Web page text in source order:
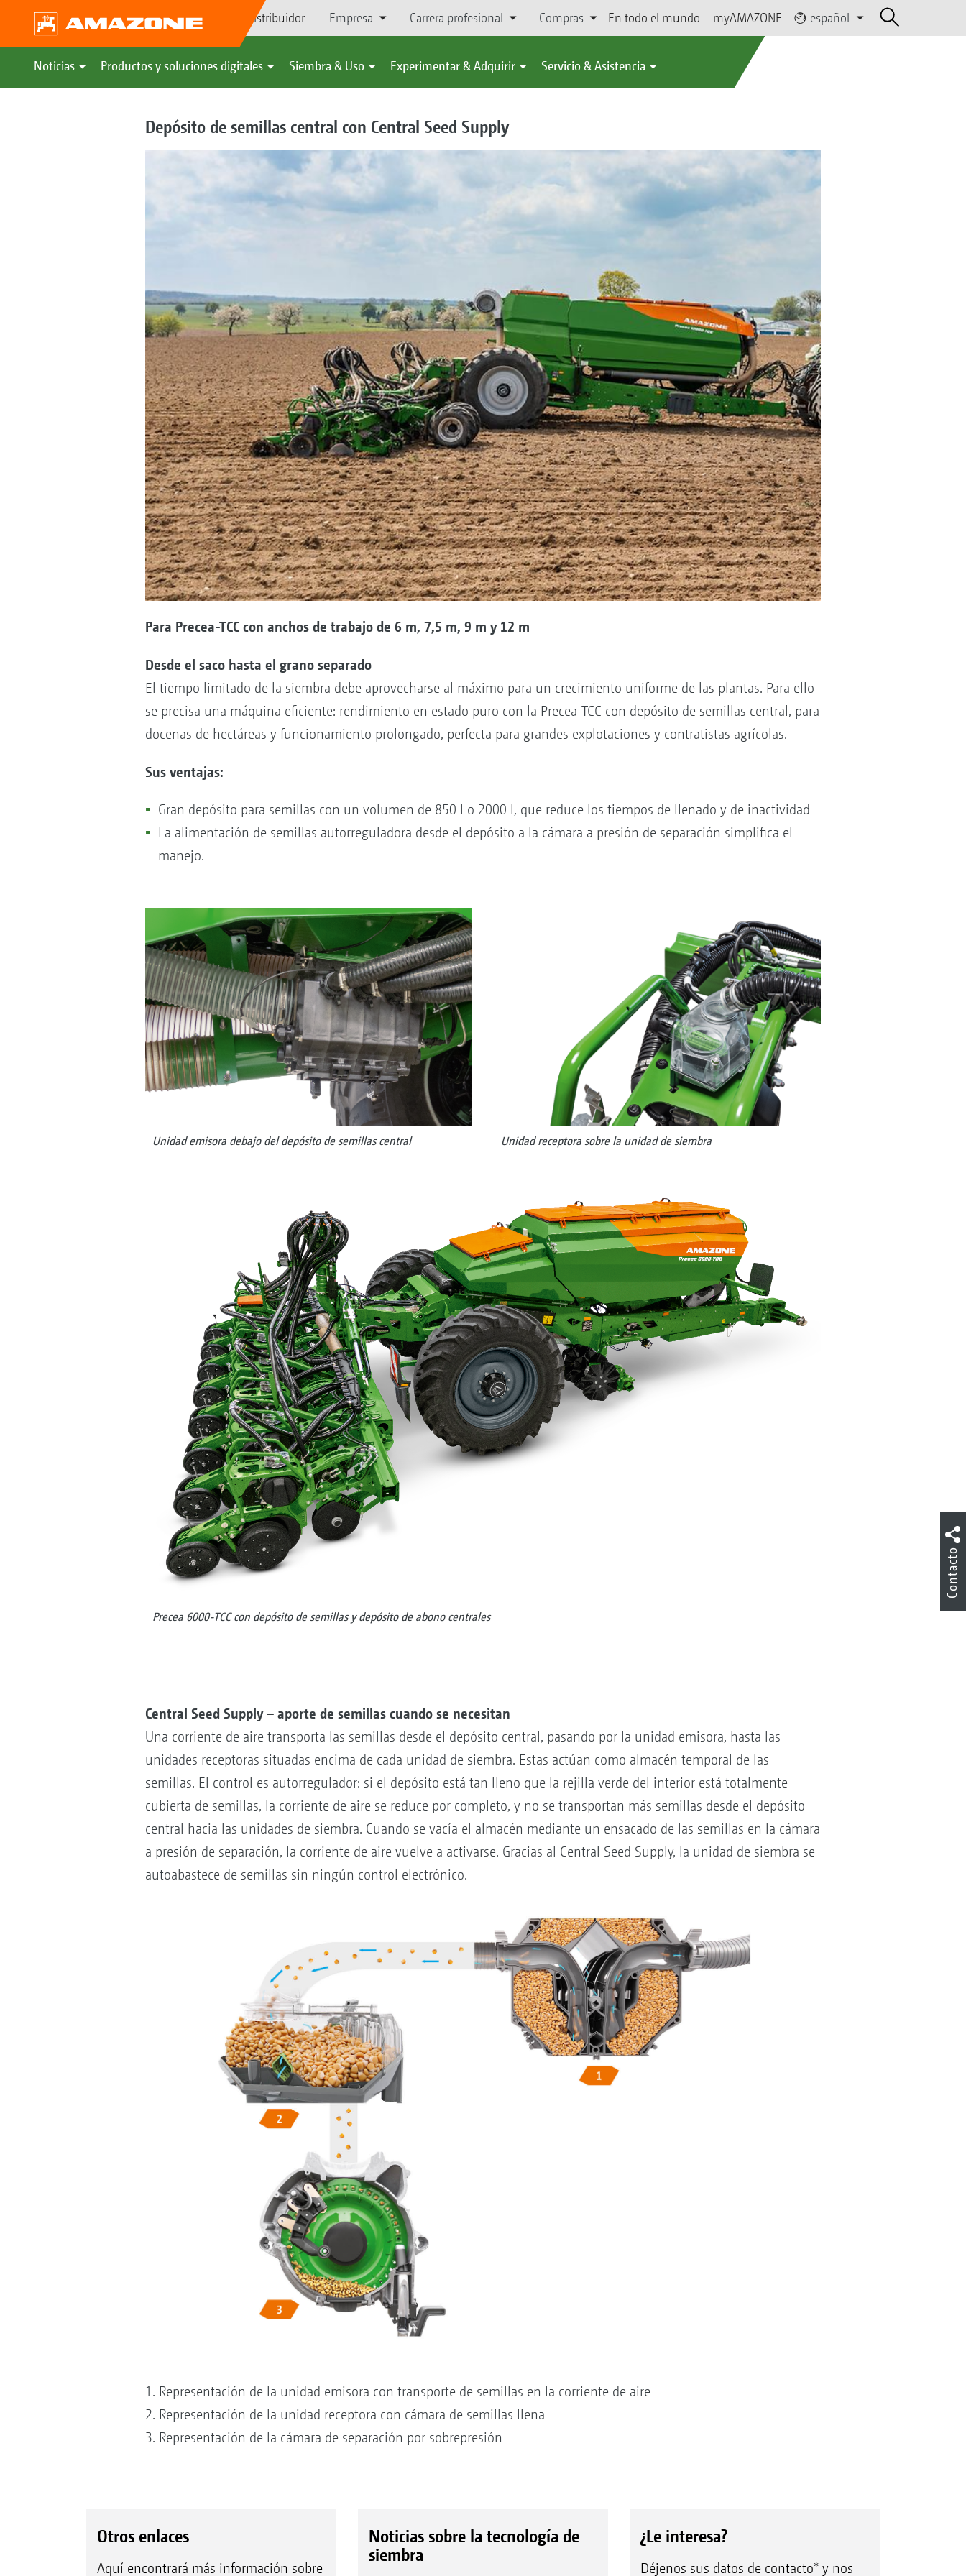
Búsqueda de distribuidor Empresa Carrera profesional Compras En todo el mundo myAMAZONE español
Noticias Productos y soluciones digitales Siembra & Uso Experimentar & Adquirir Servicio & Asistencia
Depósito de semillas central con Central Seed Supply
Para Precea-TCC con anchos de trabajo de 6 m, 7,5 m, 9 m y 12 m
Desde el saco hasta el grano separado
El tiempo limitado de la siembra debe aprovecharse al máximo para un crecimiento uniforme de las plantas. Para ello
se precisa una máquina eficiente: rendimiento en estado puro con la Precea-TCC con depósito de semillas central, para
docenas de hectáreas y funcionamiento prolongado, perfecta para grandes explotaciones y contratistas agrícolas.
Sus ventajas:
Gran depósito para semillas con un volumen de 850 l o 2000 l, que reduce los tiempos de llenado y de inactividad
La alimentación de semillas autorreguladora desde el depósito a la cámara a presión de separación simplifica el
manejo.
Unidad emisora debajo del depósito de semillas central Unidad receptora sobre la unidad de siembra
Precea 6000-TCC con depósito de semillas y depósito de abono centrales
Central Seed Supply – aporte de semillas cuando se necesitan
Una corriente de aire transporta las semillas desde el depósito central, pasando por la unidad emisora, hasta las
unidades receptoras situadas encima de cada unidad de siembra. Estas actúan como almacén temporal de las
semillas. El control es autorregulador: si el depósito está tan lleno que la rejilla verde del interior está totalmente
cubierta de semillas, la corriente de aire se reduce por completo, y no se transportan más semillas desde el depósito
central hacia las unidades de siembra. Cuando se vacía el almacén mediante un ensacado de las semillas en la cámara
a presión de separación, la corriente de aire vuelve a activarse. Gracias al Central Seed Supply, la unidad de siembra se
autoabastece de semillas sin ningún control electrónico.
1. Representación de la unidad emisora con transporte de semillas en la corriente de aire
2. Representación de la unidad receptora con cámara de semillas llena
3. Representación de la cámara de separación por sobrepresión
Otros enlaces
Aquí encontrará más información sobre
Noticias sobre la tecnología de
siembra
¿Le interesa?
Déjenos sus datos de contacto* y nos
Contacto